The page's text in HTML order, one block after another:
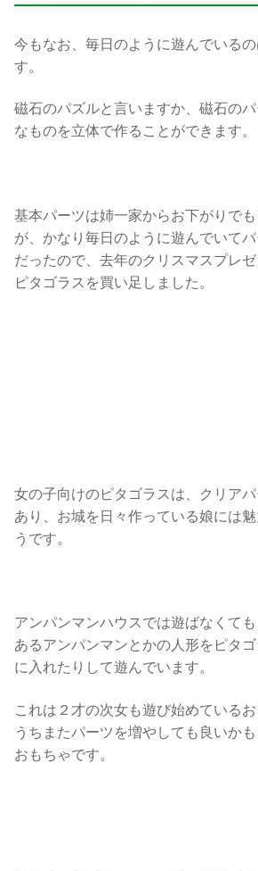
今もなお、毎日のように遊んでいる
す。
磁石のパズルと言いますか、磁石の
なものを立体で作ることができます。
基本パーツは姉一家からお下がりで
が、かなり毎日のように遊んでいて
だったので、去年のクリスマスプレ
ピタゴラスを買い足しました。
女の子向けのピタゴラスは、クリア
あり、お城を日々作っている娘には
うです。
アンパンマンハウスでは遊ばなくて
あるアンパンマンとかの人形をピタ
に入れたりして遊んでいます。
これは２才の次女も遊び始めている
うちまたパーツを増やしても良いか
おもちゃです。